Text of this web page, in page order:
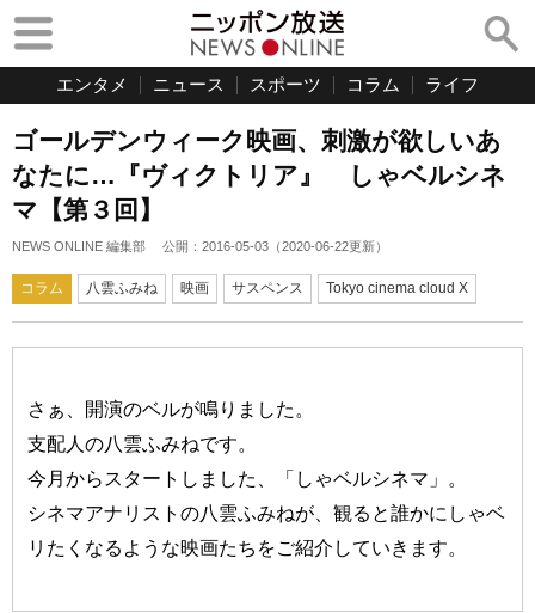
エンタメ ニュース スポーツ コラム ライフ
ゴールデンウィーク映画、刺激が欲しいあ
なたに…『ヴィクトリア』 しゃベルシネ
マ【第３回】
NEWS ONLINE 編集部 公開： 2016-05-03 （2020-06-22更新）
コラム 八雲ふみね 映画 サスペンス Tokyo cinema cloud X
さぁ、開演のベルが鳴りました。
支配人の八雲ふみねです。
今月からスタートしました、「しゃベルシネマ」。
シネマアナリストの八雲ふみねが、観ると誰かにしゃベ
リたくなるような映画たちをご紹介していきます。